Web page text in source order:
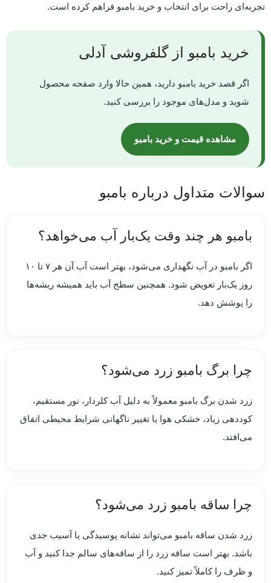
تجربه‌ای راحت برای انتخاب و خرید بامبو فراهم کرده است.
خرید بامبو از گلفروشی آدلی
اگر قصد خرید بامبو دارید، همین حالا وارد صفحه محصول
شوید و مدل‌های موجود را بررسی کنید.
مشاهده قیمت و خرید بامبو
سوالات متداول درباره بامبو
بامبو هر چند وقت یک‌بار آب می‌خواهد؟
اگر بامبو در آب نگهداری می‌شود، بهتر است آب آن هر ۷ تا ۱۰
روز یک‌بار تعویض شود. همچنین سطح آب باید همیشه ریشه‌ها
را پوشش دهد.
چرا برگ بامبو زرد می‌شود؟
زرد شدن برگ بامبو معمولاً به دلیل آب کلردار، نور مستقیم،
کوددهی زیاد، خشکی هوا یا تغییر ناگهانی شرایط محیطی اتفاق
می‌افتد.
چرا ساقه بامبو زرد می‌شود؟
زرد شدن ساقه بامبو می‌تواند نشانه پوسیدگی یا آسیب جدی
باشد. بهتر است ساقه زرد را از ساقه‌های سالم جدا کنید و آب
و ظرف را کاملاً تمیز کنید.